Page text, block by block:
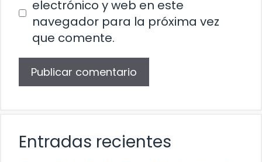
electrónico y web en este
navegador para la próxima vez
que comente.
Entradas recientes